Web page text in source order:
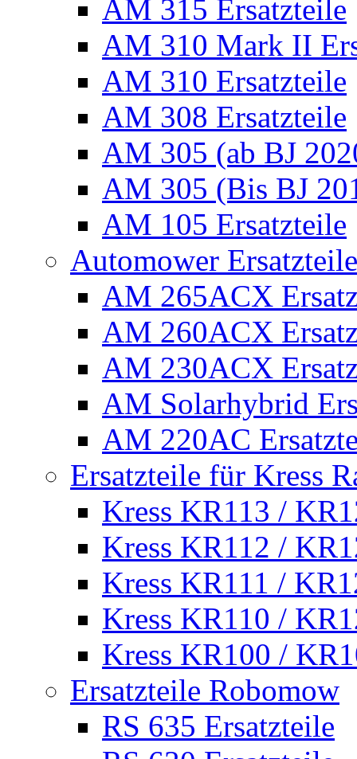
AM 315 Ersatzteile
AM 310 Mark II
AM 310 Ersatzteile
AM 308 Ersatzteile
AM 305 (ab BJ
AM 305 (Bis BJ
AM 105 Ersatzteile
Automower
AM 265ACX
AM 260ACX
AM 230ACX
AM Solarhybrid
AM 220AC
Ersatzteile für Kress
Kress KR113 /
Kress KR112 /
Kress KR111 /
Kress KR110 /
Kress KR100 /
Ersatzteile Robomow
RS 635 Ersatzteile